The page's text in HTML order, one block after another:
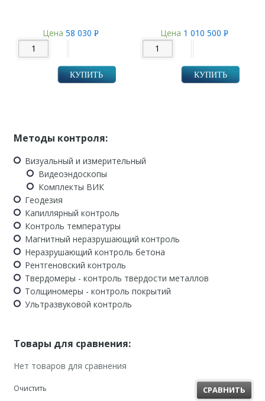
Цена 58 030 Р
КУПИТЬ
Цена 1 010 500Р
КУПИТЬ
Методы контроля:
Визуальный и измерительный
Видеоэндоскопы
Комплекты ВИК
Геодезия
Капиллярный контроль
Контроль температуры
Магнитный неразрушающий контроль
Неразрушающий контроль бетона
Рентгеновский контроль
Твердомеры - контроль твердости металлов
Толщиномеры - контроль покрытий
Ультразвуковой контроль
Товары для сравнения:
Нет товаров для сравнения
Очистить СРАВНИТЬ